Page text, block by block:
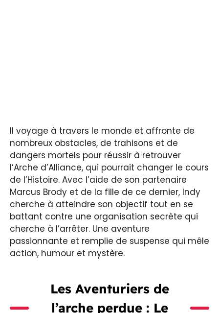
Il voyage à travers le monde et affronte de
nombreux obstacles, de trahisons et de
dangers mortels pour réussir à retrouver
l’Arche d’Alliance, qui pourrait changer le cours
de l’Histoire. Avec l’aide de son partenaire
Marcus Brody et de la fille de ce dernier, Indy
cherche à atteindre son objectif tout en se
battant contre une organisation secrète qui
cherche à l’arrêter. Une aventure
passionnante et remplie de suspense qui mêle
action, humour et mystère.
Les Aventuriers de
l’arche perdue : Le